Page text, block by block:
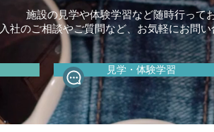
施設の見学や体験学習など随時行って
入社のご相談やご質問など、お気軽にお問
見学・体験学習